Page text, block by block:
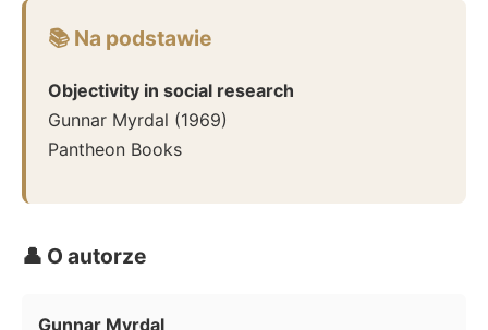
📚 Na podstawie
Objectivity in social research
Gunnar Myrdal (1969)
Pantheon Books
👤 O autorze
Gunnar Myrdal